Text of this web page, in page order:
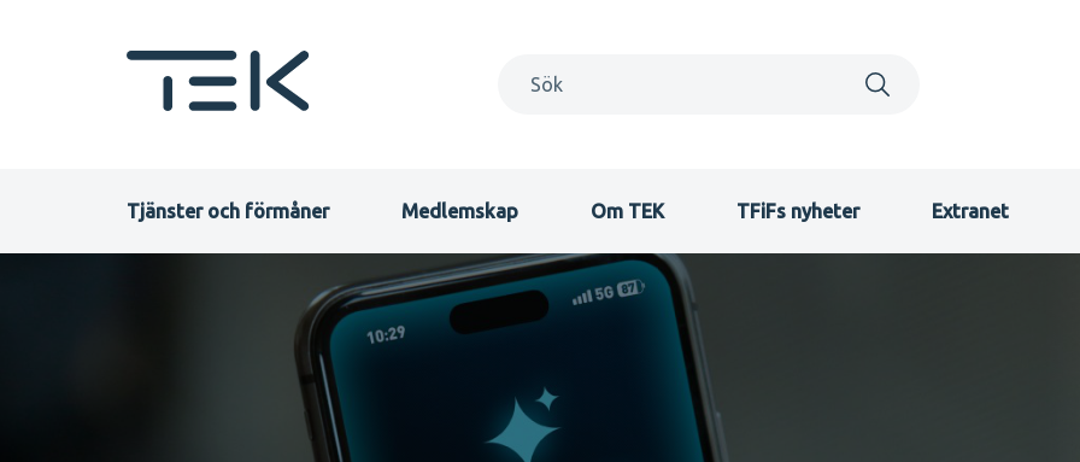
Primary
Tjänster och förmåner Medlemskap Om TEK TFiFs nyheter Extranet
Teknikens
akademiker